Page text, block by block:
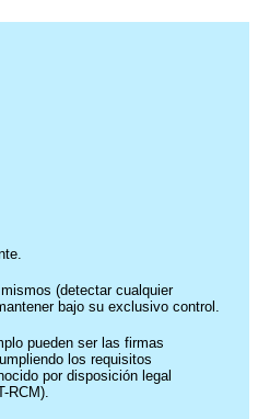
(detectar cualquier
bajo su exclusivo control.
pueden ser las firmas
los requisitos
por disposición legal
RCM).